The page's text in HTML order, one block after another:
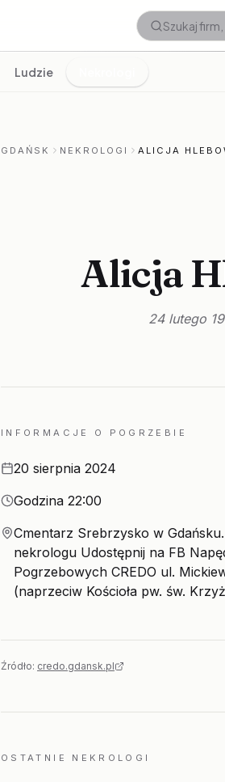
Ludzie
GDAŃSK NEKROLOGI ALICJA
Alicja
24 lutego
INFORMACJE O POGRZEBIE
Data20 sierpnia 2024
Godzina
Godzina 22:00
Miejsce
Cmentarz Srebrzysko w
nekrologu Udostępnij na FB
Pogrzebowych CREDO ul.
(naprzeciw Kościoła pw. św.
Źródło: credo.gdansk.pl
OSTATNIE NEKROLOGI